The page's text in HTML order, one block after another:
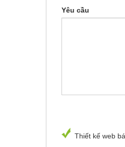
Yêu cầu
Thiết kế web